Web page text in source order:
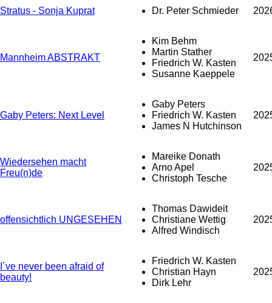
Stratus - Sonja Kuprat Dr. Peter Schmieder
Mannheim ABSTRAKT
Kim Behm
Martin Stather
Friedrich W. Kasten
Susanne Kaeppele
Gaby Peters: Next Level
Gaby Peters
Friedrich W. Kasten
James N Hutchinson
Wiedersehen macht
Freu(n)de
Mareike Donath
Arno Apel
Christoph Tesche
offensichtlich UNGESEHEN
Thomas Dawideit
Christiane Wettig
Alfred Windisch
I´ve never been afraid of
beauty!
Friedrich W. Kasten
Christian Hayn
Dirk Lehr